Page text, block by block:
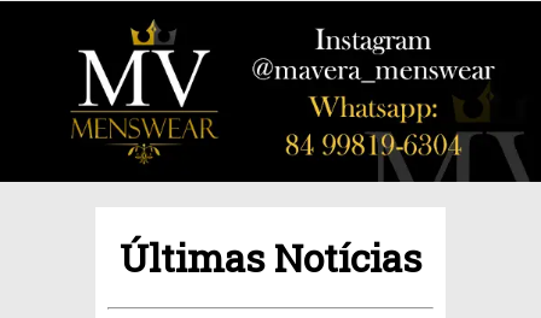
Últimas Notícias